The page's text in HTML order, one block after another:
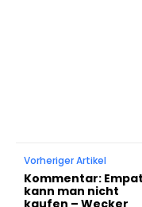
Vorheriger Artikel
Kommentar:
kann man nicht
kaufen – Wecker